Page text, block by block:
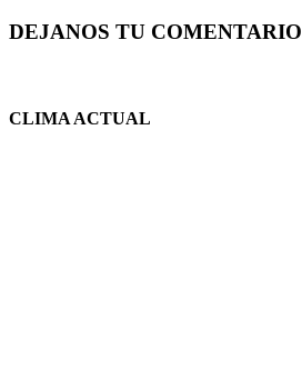
DEJANOS TU COMENTARIO
CLIMA ACTUAL